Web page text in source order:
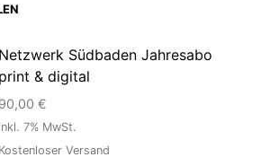
Netzwerk Südbaden Jahresabo
print & digital
90,00 €
inkl. 7% MwSt.
Kostenloser Versand